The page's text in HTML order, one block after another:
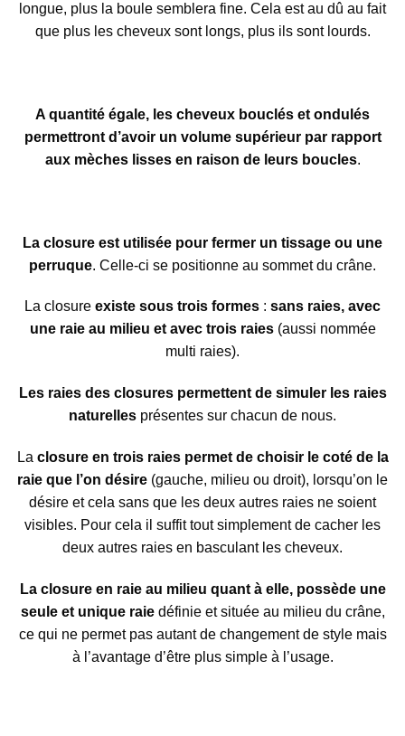
longue, plus la boule semblera fine. Cela est au dû au fait
que plus les cheveux sont longs, plus ils sont lourds.
A quantité égale, les cheveux bouclés et ondulés
permettront d’avoir un volume supérieur par rapport
aux mèches lisses en raison de leurs boucles.
La closure est utilisée pour fermer un tissage ou une
perruque. Celle-ci se positionne au sommet du crâne.
La closure existe sous trois formes : sans raies, avec
une raie au milieu et avec trois raies(aussi nommée
multi raies).
Les raies des closures permettent de simuler les raies
naturelles présentes sur chacun de nous.
La closure en trois raies permet de choisir le coté de la
raie que l’on désire (gauche, milieu ou droit), lorsqu’on le
désire et cela sans que les deux autres raies ne soient
visibles. Pour cela il suffit tout simplement de cacher les
deux autres raies en basculant les cheveux.
La closure en raie au milieu quant à elle, possède une
seule et unique raiedéfinie et située au milieu du crâne,
ce qui ne permet pas autant de changement de style mais
à l’avantage d’être plus simple à l’usage.